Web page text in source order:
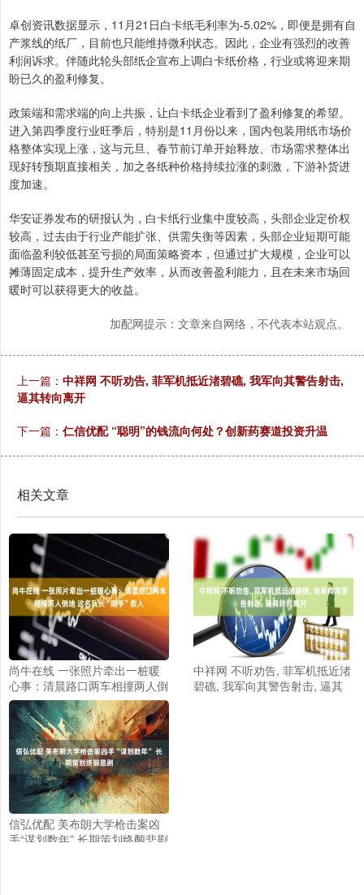
卓创资讯数据显示，11月21日白卡纸毛利率为-5.02%，即便是拥有自
产浆线的纸厂，目前也只能维持微利状态。因此，企业有强烈的改善
利润诉求。伴随此轮头部纸企宣布上调白卡纸价格，行业或将迎来期
盼已久的盈利修复。
政策端和需求端的向上共振，让白卡纸企业看到了盈利修复的希望。
进入第四季度行业旺季后，特别是11月份以来，国内包装用纸市场价
格整体实现上涨，这与元旦、春节前订单开始释放、市场需求整体出
现好转预期直接相关，加之各纸种价格持续拉涨的刺激，下游补货进
度加速。
华安证券发布的研报认为，白卡纸行业集中度较高，头部企业定价权
较高，过去由于行业产能扩张、供需失衡等因素，头部企业短期可能
面临盈利较低甚至亏损的局面策略资本，但通过扩大规模，企业可以
摊薄固定成本，提升生产效率，从而改善盈利能力，且在未来市场回
暖时可以获得更大的收益。
加配网提示：文章来自网络，不代表本站观点。
上一篇： 中祥网 不听劝告, 菲军机抵近渚碧礁, 我军向其警告射击,
逼其转向离开
下一篇： 仁信优配 “聪明”的钱流向何处？创新药赛道投资升温
相关文章
尚牛在线 一张照片牵出一桩暖
心事：清晨路口两车相撞两人倒
地 这名队长“顺手”救人
中祥网 不听劝告, 菲军机抵近渚
碧礁, 我军向其警告射击, 逼其
信弘优配 美布朗大学枪击案凶
手“谋划数年” 长期策划终酿悲剧